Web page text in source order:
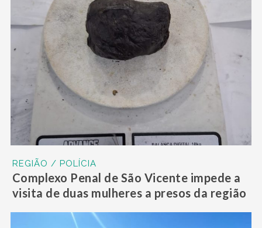
REGIÃO / POLÍCIA
Complexo Penal de São Vicente impede a
visita de duas mulheres a presos da região